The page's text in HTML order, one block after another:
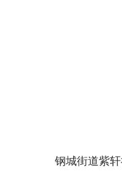
钢城街道紫